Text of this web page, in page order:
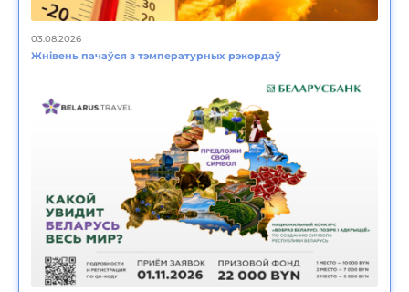
03.08.2026
Жнівень пачаўся з тэмпературных рэкордаў